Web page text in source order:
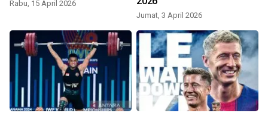
Rabu, 15 April 2026
Jumat, 3 April 2026